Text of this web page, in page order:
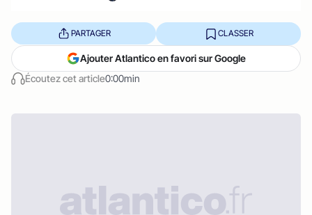
Écoutez cet article0:00min
PARTAGER CLASSER
Ajouter Atlantico en favori sur Google